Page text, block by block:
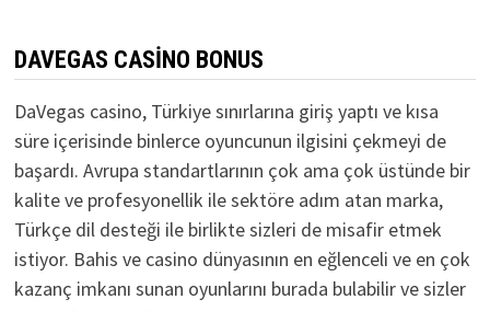
DAVEGAS CASINO BONUS
DaVegas casino, Türkiye sınırlarına giriş yaptı ve kısa
süre içerisinde binlerce oyuncunun ilgisini çekmeyi de
başardı. Avrupa standartlarının çok ama çok üstünde bir
kalite ve profesyonellik ile sektöre adım atan marka,
Türkçe dil desteği ile birlikte sizleri de misafir etmek
istiyor. Bahis ve casino dünyasının en eğlenceli ve en çok
kazanç imkanı sunan oyunlarını burada bulabilir ve sizler